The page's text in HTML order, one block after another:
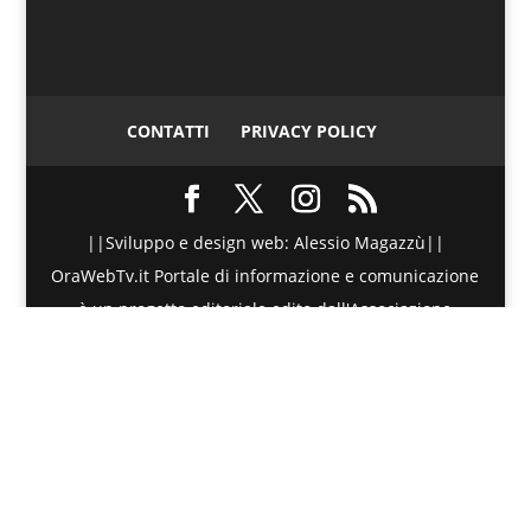
CONTATTI PRIVACY POLICY
||Sviluppo e design web: Alessio Magazzù||
OraWebTv.it Portale di informazione e comunicazione
è un progetto editoriale edito dall'Associazione